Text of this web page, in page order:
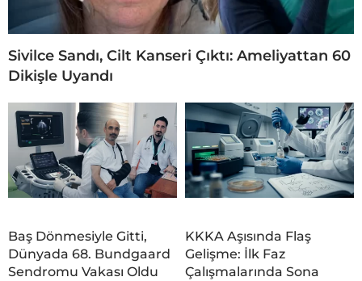
Sivilce Sandı, Cilt Kanseri Çıktı: Ameliyattan 60
Dikişle Uyandı
Baş Dönmesiyle Gitti,
Dünyada 68. Bundgaard
Sendromu Vakası Oldu
KKKA Aşısında Flaş
Gelişme: İlk Faz
Çalışmalarında Sona